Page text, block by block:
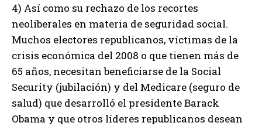
4) Así como su rechazo de los recortes
neoliberales en materia de seguridad social.
Muchos electores republicanos, víctimas de la
crisis económica del 2008 o que tienen más de
65 años, necesitan beneficiarse de la Social
Security (jubilación) y del Medicare (seguro de
salud) que desarrolló el presidente Barack
Obama y que otros líderes republicanos desean